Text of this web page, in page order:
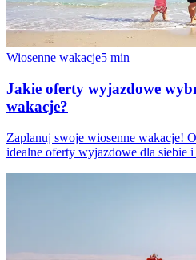
Wiosenne wakacje5 min
Jakie oferty wyjazdowe
wakacje?
Zaplanuj swoje wiosenne wakacje!
idealne oferty wyjazdowe dla siebie